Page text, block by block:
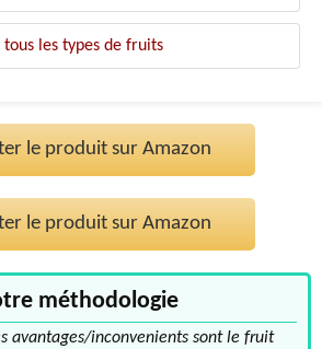
tous les types de fruits
le produit sur Amazon
le produit sur Amazon
méthodologie
avantages/inconvenients sont le fruit